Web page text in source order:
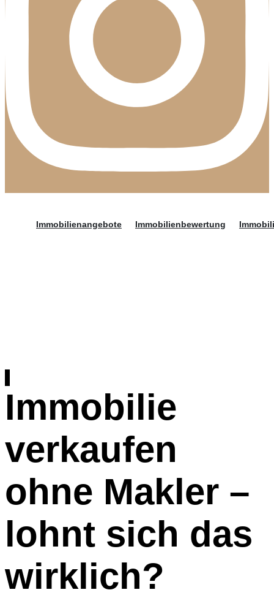
Immobilienangebote Immobilienbewertung
Toggle
Menu
Immobilie
verkaufen
ohne Makler –
lohnt sich das
wirklich?